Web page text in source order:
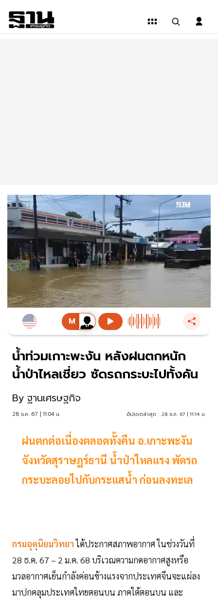
น้ำท่วมเกาะพะงัน หลังฝนตกหนัก
น้ำป่าไหลเชี่ยว ซัดรถกระบะไปทั้งคัน
By ฐานเศรษฐกิจ
28 ธ.ค. 67 | 11:04 น. อัปเดตล่าสุด : 28 ธ.ค. 67 | 11:14 น.
ฝนตกต่อเนื่องตลอดทั้งคืน อ.เกาะพะงัน
จังหวัดสุราษฎร์ธานี น้ำป่าไหลแรง พัดรถ
กระบะลอยไปกับกระแสน้ำ ก่อนลงทะเล
กรมอุตุนิยมวิทยาได้ประกาศสภาพอากาศ ในช่วงวันที่
28 ธ.ค. 67 – 2 ม.ค. 68 บริเวณความกดอากาศสูงหรือ
มวลอากาศเย็นกำลังค่อนข้างแรงจากประเทศจีนจะแผ่ลง
มาปกคลุมประเทศไทยตอนบน ภาคใต้ตอนบน และ